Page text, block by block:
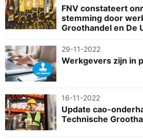
FNV constateert
stemming door
Groothandel en De
29-11-2022
Werkgevers zijn in
16-11-2022
Update cao-
Technische